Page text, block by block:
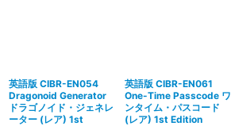
英語版 CIBR-EN054
Dragonoid Generator
ドラゴノイド・ジェネレ
ーター (レア) 1st
英語版 CIBR-EN061
One-Time Passcode ワ
ンタイム・パスコード
(レア) 1st Edition